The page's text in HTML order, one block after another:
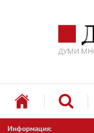
Информация: